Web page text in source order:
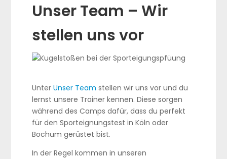
Unser Team – Wir
stellen uns vor
Unter Unser Team stellen wir uns vor und du
lernst unsere Trainer kennen. Diese sorgen
während des Camps dafür, dass du perfekt
für den Sporteignungstest in Köln oder
Bochum gerüstet bist.
In der Regel kommen in unseren